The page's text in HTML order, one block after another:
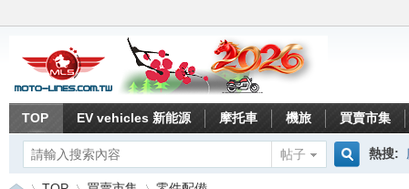
TOP EV vehicles 新能源 摩托車 機旅 買賣市集
帖子
熱搜: